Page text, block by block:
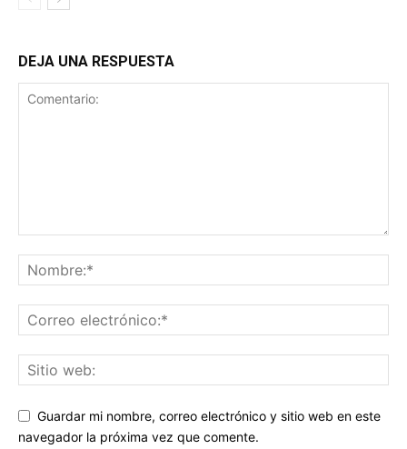
DEJA UNA RESPUESTA
Guardar mi nombre, correo electrónico y sitio web en este
navegador la próxima vez que comente.